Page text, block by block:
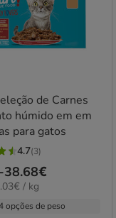
de Carnes
húmido em em
para gatos
4.7(3)
-38.68€
/ kg
opções de peso